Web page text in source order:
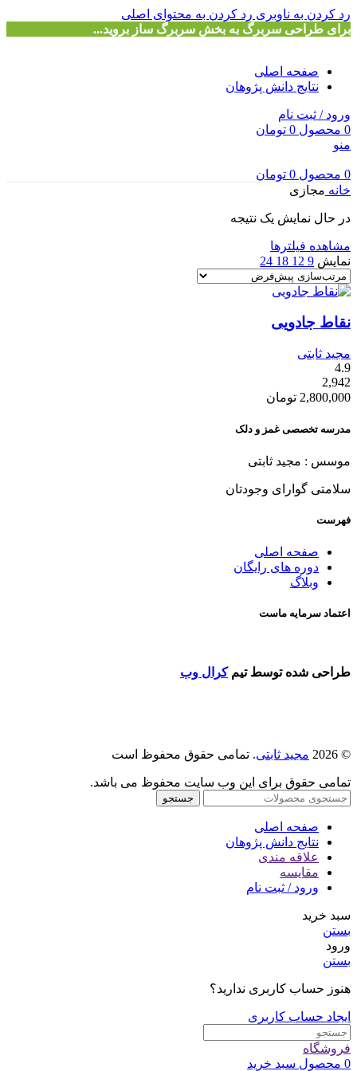
رد کردن به ناوبری رد کردن به محتوای اصلی
برای طراحی سربرگ به بخش سربرگ ساز بروید...
صفحه اصلی
نتایج دانش پژوهان
ورود / ثبت نام
0 محصول 0 تومان
منو
0 محصول 0 تومان
خانه مجازی
در حال نمایش یک نتیجه
مشاهده فیلترها
نمایش 9
12
18
24
نقاط جادویی
مجید ثابتی
4.9
2,942
2,800,000 تومان
مدرسه تخصصی غمز و دلک
موسس : مجید ثابتی
سلامتی گوارای وجودتان
فهرست
صفحه اصلی
دوره های رایگان
وبلاگ
اعتماد سرمایه ماست
طراحی شده توسط تیم کرال وب
© 2026 مجید ثابتی. تمامی حقوق محفوظ است
تمامی حقوق برای این وب سایت محفوظ می باشد.
جستجو
صفحه اصلی
نتایج دانش پژوهان
علاقه مندی
مقایسه
ورود / ثبت نام
سبد خرید
بستن
ورود
بستن
هنوز حساب کاربری ندارید؟
ایجاد حساب کاربری
فروشگاه
0 محصول سبد خرید